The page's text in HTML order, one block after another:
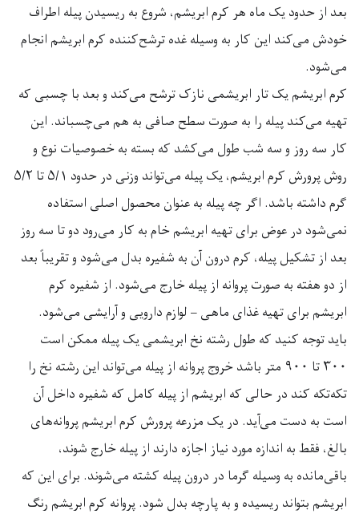
بعد از حدود یک ماه هر کرم ابریشم، شروع به ریسیدن پیله اطراف
خودش می‌کند این کار به وسیله غده ترشح‌کننده کرم ابریشم انجام
می‌شود.
کرم ابریشم یک تار ابریشمی نازک ترشح می‌کند و بعد با چسبی که
تهیه می‌کند پیله را به صورت سطح صافی به هم می‌چسباند. این
کار سه روز و سه شب طول می‌کشد که بسته به خصوصیات نوع و
روش پرورش کرم ابریشم، یک پیله می‌تواند وزنی در حدود ۵/۱تا ۵/۲
گرم داشته باشد. اگر چه پیله به عنوان محصول اصلی استفاده
نمی‌شود در عوض برای تهیه ابریشم خام به کار می‌رود دو تا سه روز
بعد از تشکیل پیله، کرم درون آن به شفیره بدل می‌شود و تقریباً بعد
از دو هفته به صورت پروانه از پیله خارج می‌شود. از شفیره کرم
ابریشم برای تهیه غذای ماهی – لوازم دارویی و آرایشی می‌شود.
باید توجه کنید که طول رشته نخ ابریشمی یک پیله ممکن است
۳۰۰تا ۹۰۰ متر باشد خروج پروانه از پیله می‌تواند این رشته نخ را
تکه‌تکه کند در حالی که ابریشم از پیله کامل که شفیره داخل آن
است به دست می‌آید. در یک مزرعه پرورش کرم ابریشم پروانه‌های
بالغ، فقط به اندازه مورد نیاز اجازه دارند از پیله خارج شوند،
باقی‌مانده به وسیله گرما در درون پیله کشته می‌شوند. برای این که
ابریشم بتواند ریسیده و به پارچه بدل شود. پروانه کرم ابریشم رنگ